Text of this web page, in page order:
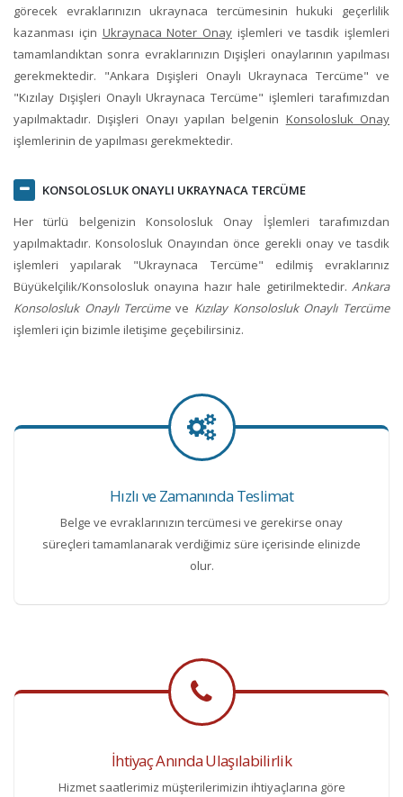
görecek evraklarınızın ukraynaca tercümesinin hukuki geçerlilik
kazanması için Ukraynaca Noter Onay işlemleri ve tasdik işlemleri
tamamlandıktan sonra evraklarınızın Dışişleri onaylarının yapılması
gerekmektedir. "Ankara Dışişleri Onaylı Ukraynaca Tercüme" ve
"Kızılay Dışişleri Onaylı Ukraynaca Tercüme" işlemleri tarafımızdan
yapılmaktadır. Dışişleri Onayı yapılan belgenin Konsolosluk Onay
işlemlerinin de yapılması gerekmektedir.
KONSOLOSLUK ONAYLI UKRAYNACA TERCÜME
Her türlü belgenizin Konsolosluk Onay İşlemleri tarafımızdan
yapılmaktadır. Konsolosluk Onayından önce gerekli onay ve tasdik
işlemleri yapılarak "Ukraynaca Tercüme" edilmiş evraklarınız
Büyükelçilik/Konsolosluk onayına hazır hale getirilmektedir. Ankara
Konsolosluk Onaylı Tercümeve Kızılay Konsolosluk Onaylı Tercüme
işlemleri için bizimle iletişime geçebilirsiniz.
Hızlı ve Zamanında Teslimat
Belge ve evraklarınızın tercümesi ve gerekirse onay
süreçleri tamamlanarak verdiğimiz süre içerisinde elinizde
olur.
İhtiyaç Anında Ulaşılabilirlik
Hizmet saatlerimiz müşterilerimizin ihtiyaçlarına göre